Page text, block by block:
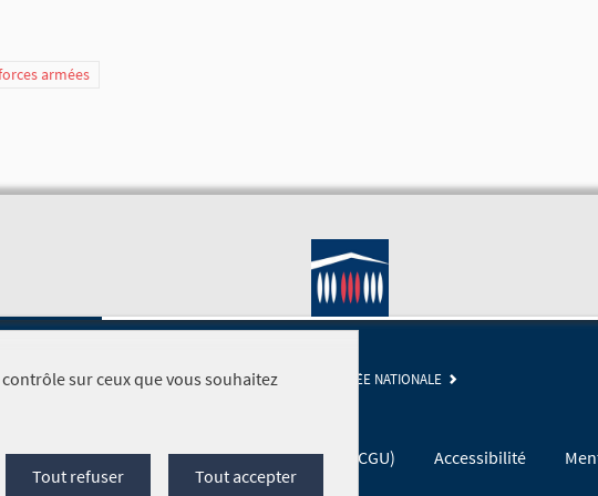
armées
SITE DE L'ASSEMBLÉE NATIONALE
Conditions générales d'utilisation (CGU) Accessibilité
sur ceux que vous souhaitez
Tout accepter
Tout refuser